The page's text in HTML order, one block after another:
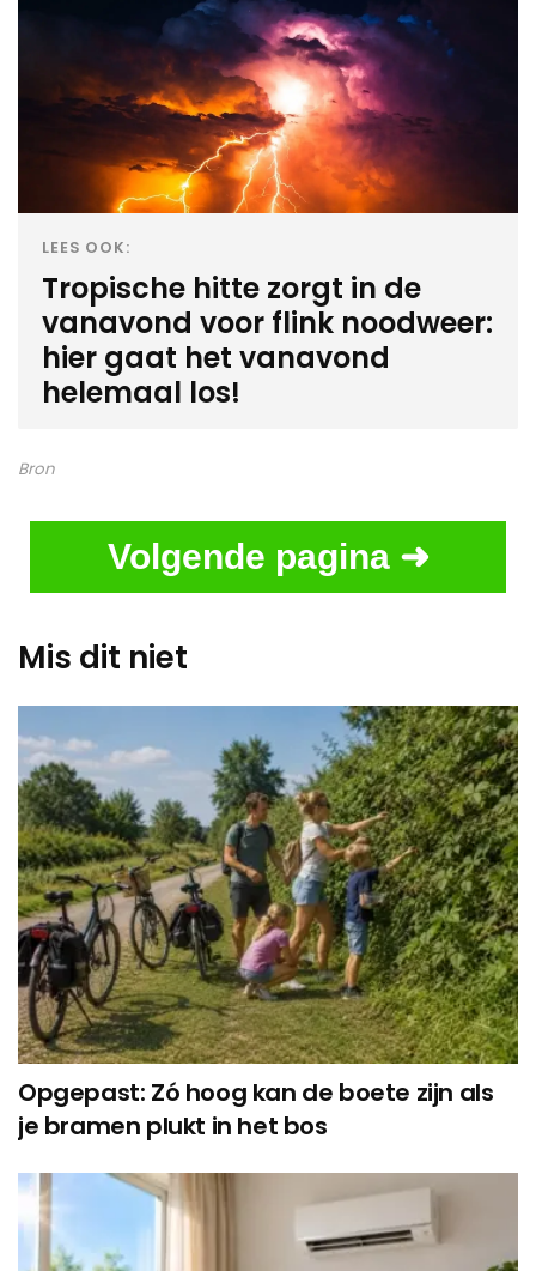
LEES OOK:
Tropische hitte zorgt in de
vanavond voor flink noodweer:
hier gaat het vanavond
helemaal los!
Bron
Volgende pagina ➜
Mis dit niet
Opgepast: Zó hoog kan de boete zijn als
je bramen plukt in het bos